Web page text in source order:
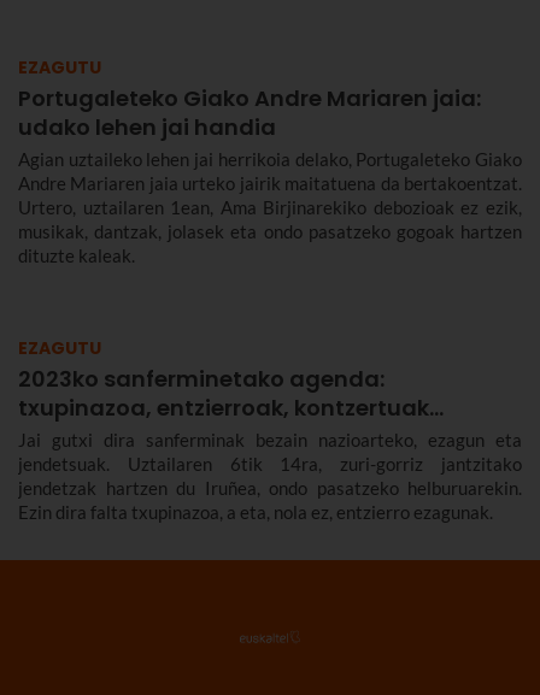
EZAGUTU
Portugaleteko Giako Andre Mariaren jaia:
udako lehen jai handia
Agian uztaileko lehen jai herrikoia delako, Portugaleteko Giako
Andre Mariaren jaia urteko jairik maitatuena da bertakoentzat.
Urtero, uztailaren 1ean, Ama Birjinarekiko debozioak ez ezik,
musikak, dantzak, jolasek eta ondo pasatzeko gogoak hartzen
dituzte kaleak.
EZAGUTU
2023ko sanferminetako agenda:
txupinazoa, entzierroak, kontzertuak…
Jai gutxi dira sanferminak bezain nazioarteko, ezagun eta
jendetsuak. Uztailaren 6tik 14ra, zuri-gorriz jantzitako
jendetzak hartzen du Iruñea, ondo pasatzeko helburuarekin.
Ezin dira falta txupinazoa, a eta, nola ez, entzierro ezagunak.